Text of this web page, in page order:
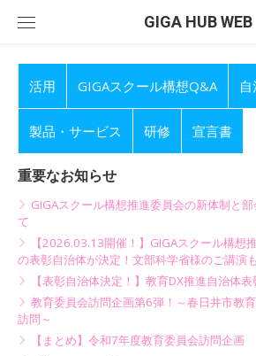
GIGA HUB WEB
活用 GIGAスクール構想Q&A
製品・サービス 研修 宣言書
重要なお知らせ
GIGAスクール構想推進委員会の新体制と
て
【2026.03.13開催！】GIGAスクール構想
の表彰自治体が決定！文部科学省様のご講演
【表彰自治体決定！】教育DX推進自治体
教育委員会訪問企画第6弾！～春日井市教
訪問～
【まとめ】令和7年度教育委員会訪問企画